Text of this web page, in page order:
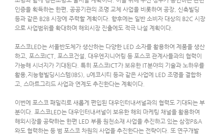
인증을 획득하는 한편, 공공기관의 조명 교체 사업을 비롯하여 공장, 신축빌딩
등과 같은 B2B 시장에 주력할 계획이다. 향후에는 일반 소비자 대상의 B2C 시장
으로 사업범위를 확대하며 해외시장 진출에도 적극 나설 계획이다.
포스코LED는 서울반도체가 생산하는 다양한 LED 소자를 활용하여 제품을 생산
하고, 포스코ICT, 포스코건설, 대우엔지니어링 등 포스코 관계사들과의 협력이
가능해 시너지가 기대된다. 특히 포스코ICT가 보유한 IT분야의 기술과 노하우를
활용,지능형빌딩시스템(IBS), u에코시티 등과 같은 사업에 LED 조명을 결합하
고, 스마트그리드 사업과 연계도 추진한다는 계획이다.
이번에 포스코 패밀리로 새롭게 편입된 대우인터내셔널과의 협력도 기대되는 부
분이다. 포스코LED는 대우인터내셔널이 보유한 해외 마케팅 채널을 활용하여
해외시장을 공략하는 한편 LED 부품 원천소재 사업을 추진하고 있는 삼정P&A
와도 협력하는 등 범 포스코 차원의 사업을 추진한다는 전략이다. 또 연구개발